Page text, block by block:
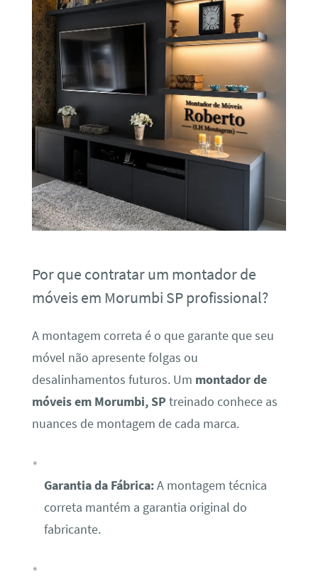
Por que contratar um montador de
móveis em Morumbi SP profissional?
A montagem correta é o que garante que seu
móvel não apresente folgas ou
desalinhamentos futuros. Um montador de
móveis em Morumbi, SP treinado conhece as
nuances de montagem de cada marca.
Garantia da Fábrica:A montagem técnica
correta mantém a garantia original do
fabricante.